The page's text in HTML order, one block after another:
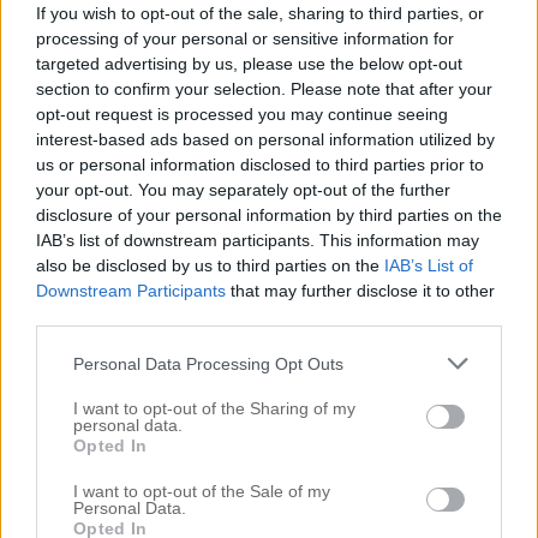
If you wish to opt-out of the sale, sharing to third parties, or
processing of your personal or sensitive information for
targeted advertising by us, please use the below opt-out
section to confirm your selection. Please note that after your
opt-out request is processed you may continue seeing
interest-based ads based on personal information utilized by
us or personal information disclosed to third parties prior to
your opt-out. You may separately opt-out of the further
disclosure of your personal information by third parties on the
IAB’s list of downstream participants. This information may
also be disclosed by us to third parties on the IAB’s List of
Downstream Participants that may further disclose it to other
Personal Data Processing Opt Outs
I want to opt-out of the Sharing of my
personal data.
Opted In
I want to opt-out of the Sale of my
Personal Data.
Opted In
Nu ska vi dra till Tengan/Lovisa! Hörs nästa år?!
0GILLAR
0 KOMMENTARER
[sw_playad]
Hjälp sökes!!
31 DECEMBER, 13:15 / UNCATEGORIZED
0 KOMMENTARER